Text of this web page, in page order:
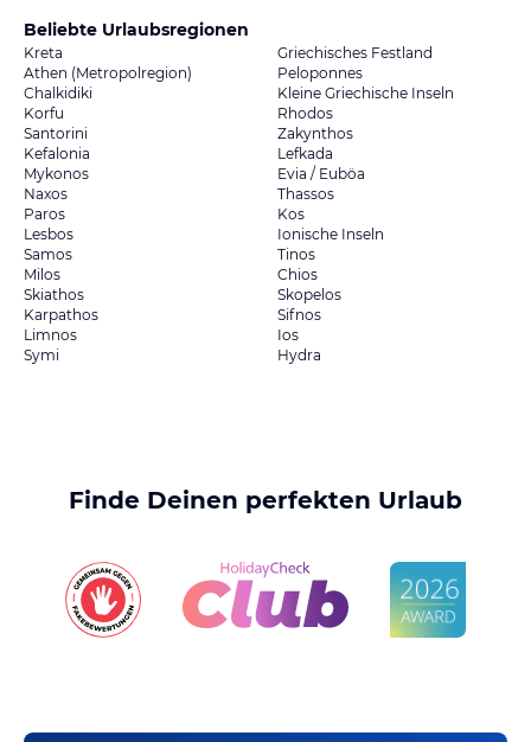
Beliebte Urlaubsregionen
Kreta
Griechisches Festland
Athen (Metropolregion)
Peloponnes
Chalkidiki
Kleine Griechische Inseln
Korfu
Rhodos
Santorini
Zakynthos
Kefalonia
Lefkada
Mykonos
Evia / Euböa
Naxos
Thassos
Paros
Kos
Lesbos
Ionische Inseln
Samos
Tinos
Milos
Chios
Skiathos
Skopelos
Karpathos
Sifnos
Limnos
Ios
Symi
Hydra
Finde Deinen perfekten Urlaub